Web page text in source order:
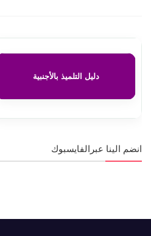
دليل التلميذ بالأجنبية
انضم الينا عبرالفايسبوك